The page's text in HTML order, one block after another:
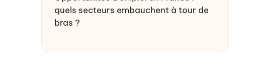
quels secteurs embauchent à tour de
bras ?